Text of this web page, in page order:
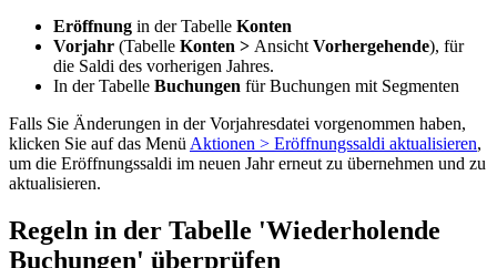
Eröffnung in der Tabelle Konten
Vorjahr (Tabelle Konten > Ansicht Vorhergehende), für
die Saldi des vorherigen Jahres.
In der Tabelle Buchungen für Buchungen mit Segmenten
Falls Sie Änderungen in der Vorjahresdatei vorgenommen haben,
klicken Sie auf das Menü Aktionen > Eröffnungssaldi aktualisieren,
um die Eröffnungssaldi im neuen Jahr erneut zu übernehmen und zu
aktualisieren.
Regeln in der Tabelle 'Wiederholende
Buchungen' überprüfen